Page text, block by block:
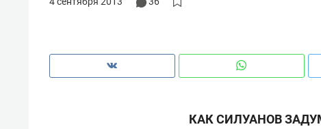
КАК СИЛУАНОВ